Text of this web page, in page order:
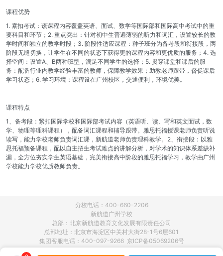
课程优势
1. 紧扣考试：该课程内容覆盖英语、面试、数学等国际部和国际高中考试中的重
要科目和环节；2. 重点突出：针对初中生普遍薄弱的听力和词汇，设置较长的教
学时间和独立的教学时段；3. 阶段性适应课程：种子班分为备考段和衔接段，两
阶段无缝切换，让学生在不同的状态下获得更的课程内容和更优质的服务；4. 选
择空间：设置A、B两种班型，满足不同学生的选择；5. 贯穿课堂和课后的服
务：配备行业内教学经验丰富的教师，保障教学效果；助教老师跟带，督促课后
学习状态；6. 学习环境：课程设在广州校区，交通便利，环境优美。
课程特点
1、备考段：紧扣国际学校和国际部考试内容（英语听、读、写和英文面试，数
学、物理等理科课程），配备词汇课程和辅导跟带。雅思托福授课老师负责听说
读写，能力学校老师负责词汇课，新航道老师负责理科教学。2、衔接段：以雅
思托福预备课程，配以自主招生考试难点的讲解分析，对学术的知识体系差缺补
漏，全方位夯实学生英语基础，完美衔接高中阶段的雅思托福学习，教学由广州
学校能力学校优质教师负责。
分校电话：400-660-2206
新航道广州学校
总部：北京新航道教育文化发展有限责任公司
总部地址：北京市海淀区中关村大街28-1号6层601
集团客服电话：400-097-9266 京ICP备05069206号